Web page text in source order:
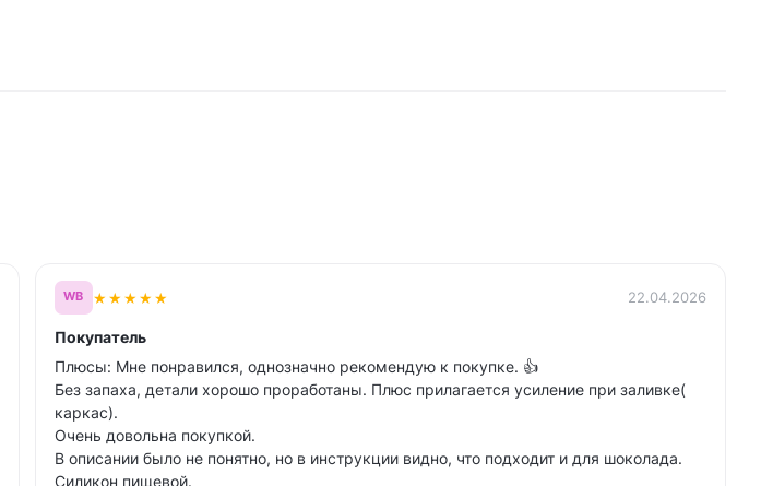
WB ★★★★★ 22.04.2026
Покупатель
Плюсы: Мне понравился, однозначно рекомендую к покупке. 👍
Без запаха, детали хорошо проработаны. Плюс прилагается усиление при заливке(
каркас).
Очень довольна покупкой.
В описании было не понятно, но в инструкции видно, что подходит и для шоколада.
Силикон пищевой.